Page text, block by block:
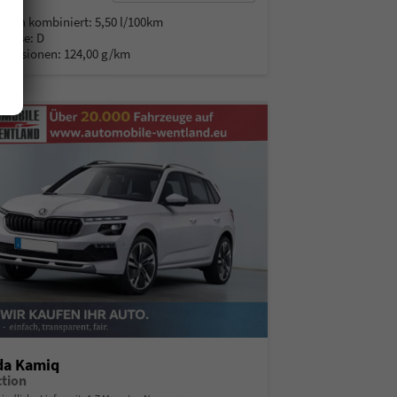
kombiniert:5,50 l/100km
D
124,00 g/km
Kamiq